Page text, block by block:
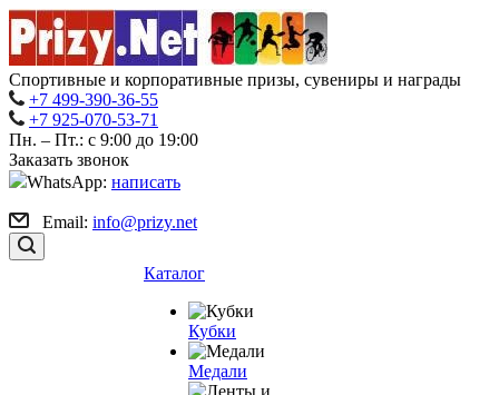
Спортивные и корпоративные призы, сувениры и награды
+7 499-390-36-55
+7 925-070-53-71
Пн. – Пт.: с 9:00 до 19:00
Заказать звонок
WhatsApp: написать
Email: info@prizy.net
Каталог
Кубки
Медали